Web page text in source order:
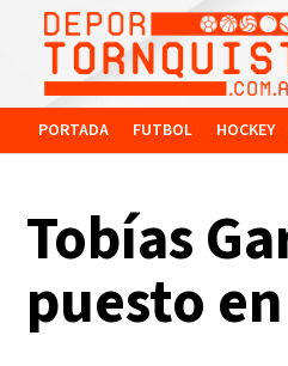
PORTADA FUTBOL HOCKEY
Tobías
puesto